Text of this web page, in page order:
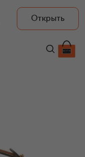
Открыть
553 000 ₽